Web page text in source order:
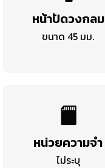
หน้าปัดวงกลม
ขนาด 45 มม.
หน่วยความจำ
ไม่ระบุ